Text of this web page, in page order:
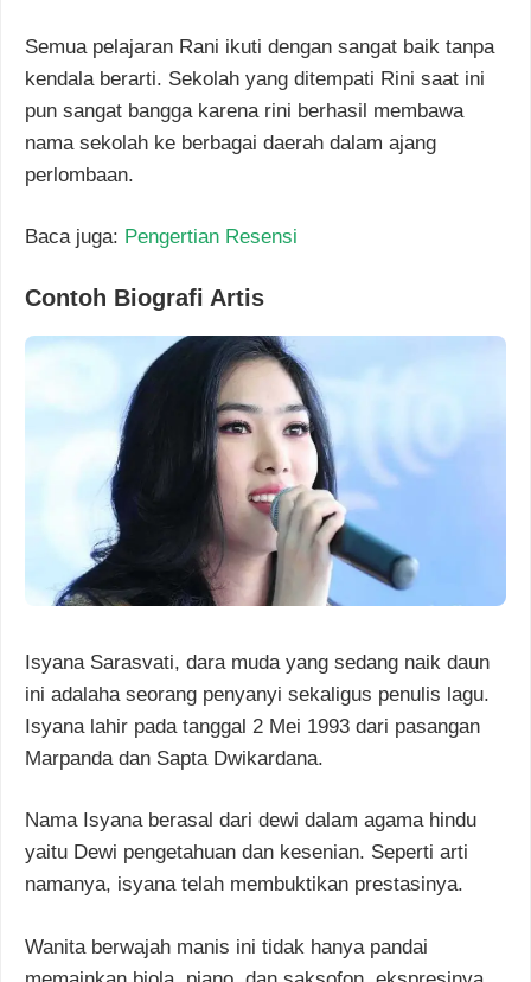
Semua pelajaran Rani ikuti dengan sangat baik tanpa
kendala berarti. Sekolah yang ditempati Rini saat ini
pun sangat bangga karena rini berhasil membawa
nama sekolah ke berbagai daerah dalam ajang
perlombaan.
Baca juga: Pengertian Resensi
Contoh Biografi Artis
Isyana Sarasvati, dara muda yang sedang naik daun
ini adalaha seorang penyanyi sekaligus penulis lagu.
Isyana lahir pada tanggal 2 Mei 1993 dari pasangan
Marpanda dan Sapta Dwikardana.
Nama Isyana berasal dari dewi dalam agama hindu
yaitu Dewi pengetahuan dan kesenian. Seperti arti
namanya, isyana telah membuktikan prestasinya.
Wanita berwajah manis ini tidak hanya pandai